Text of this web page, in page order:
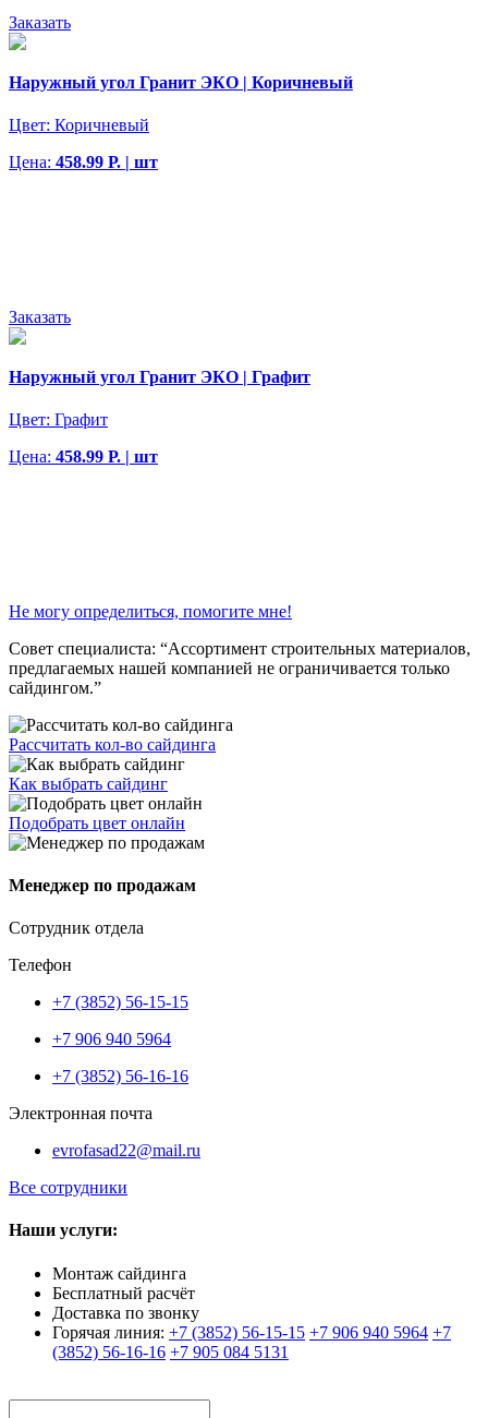
Заказать
Наружный угол Гранит ЭКО | Коричневый
Цвет: Коричневый
Цена: 458.99 Р. | шт
Заказать
Наружный угол Гранит ЭКО | Графит
Цвет: Графит
Цена: 458.99 Р. | шт
Не могу определиться, помогите мне!
Совет специалиста: “Ассортимент строительных материалов,
предлагаемых нашей компанией не ограничивается только
сайдингом.”
Рассчитать кол-во сайдинга
Как выбрать сайдинг
Подобрать цвет онлайн
Менеджер по продажам
Сотрудник отдела
Телефон
+7 (3852) 56-15-15
+7 906 940 5964
+7 (3852) 56-16-16
Электронная почта
evrofasad22@mail.ru
Все сотрудники
Наши услуги:
Монтаж сайдинга
Бесплатный расчёт
Доставка по звонку
Горячая линия: +7 (3852) 56-15-15 +7 906 940 5964 +7
(3852) 56-16-16 +7 905 084 5131